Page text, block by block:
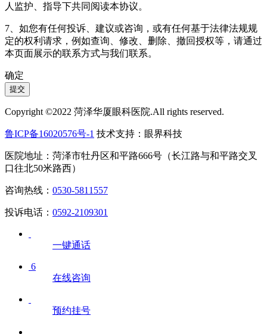
人监护、指导下共同阅读本协议。
7、如您有任何投诉、建议或咨询，或有任何基于法律法规规
定的权利请求，例如查询、修改、删除、撤回授权等，请通过
本页面展示的联系方式与我们联系。
确定
提交
Copyright ©2022 菏泽华厦眼科医院.All rights reserved.
鲁ICP备16020576号-1 技术支持：眼界科技
医院地址：菏泽市牡丹区和平路666号（长江路与和平路交叉
口往北50米路西）
咨询热线： 0530-5811557
投诉电话： 0592-2109301
一键通话
6
在线咨询
预约挂号